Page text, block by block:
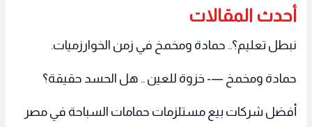
أحدث المقالات
نبطل تعليم؟.. حمادة ومخمخ في زمن الخوارزميات.
حمادة ومخمخ —- خزوة للعين .. هل الحسد حقيقة؟
أفضل شركات بيع مستلزمات حمامات السباحة في مصر